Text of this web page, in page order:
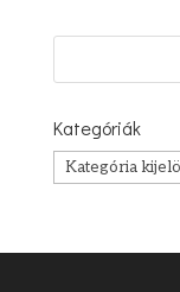
Kategóriák
Kategóriák